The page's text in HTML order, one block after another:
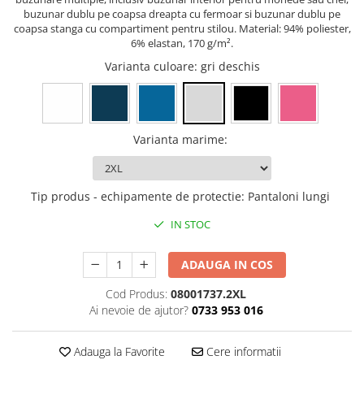
Ascutitori, radiere, agrafe
Foarfece pentru birou
Sosete de lucru
Branturi
Articole de unica folosinta
buzunar dublu pe coapsa dreapta cu fermoar si buzunar dublu pe
coapsa stanga cu compartiment pentru stilou. Material: 94% poliester,
6% elastan, 170 g/m².
Varianta culoare: gri deschis
Varianta marime:
Tip produs - echipamente de protectie: Pantaloni lungi
IN STOC
ADAUGA IN COS
Cod Produs: 08001737.2XL
Ai nevoie de ajutor? 0733 953 016
Adauga la Favorite Cere informatii